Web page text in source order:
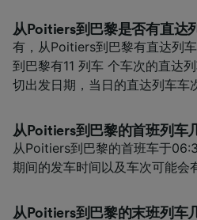
从Poitiers到巴黎是否有直达
有，从Poitiers到巴黎有直达列
到巴黎有11 列车 个车次的直达
切出发日期，当日的直达列车车
从Poitiers到巴黎的首班列车
从Poitiers到巴黎的首班车于
期间的发车时间以及车次可能会
从Poitiers到巴黎的末班列车